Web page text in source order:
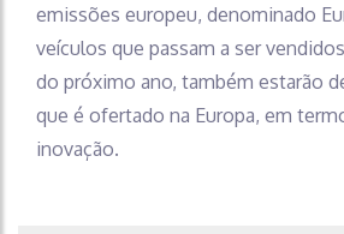
emissões europeu, denominado
veículos que passam a ser
do próximo ano, também estarão
que é ofertado na Europa, em
inovação.